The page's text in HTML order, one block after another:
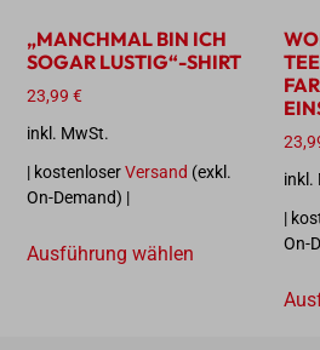
„MANCHMAL BIN ICH
SOGAR LUSTIG“-SHIRT
23,99€
inkl. MwSt.
| kostenloserVersand (exkl.
On-Demand) |
Ausführung wählen
inkl.
|
On-